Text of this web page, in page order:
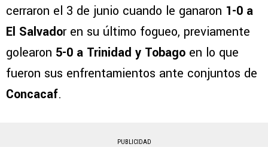
cerraron el 3 de junio cuando le ganaron 1-0 a
El Salvador en su último fogueo, previamente
golearon 5-0 a Trinidad y Tobago en lo que
fueron sus enfrentamientos ante conjuntos de
Concacaf.
PUBLICIDAD